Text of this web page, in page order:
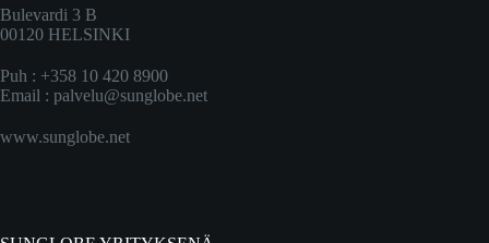
Bulevardi 3 B
00120 HELSINKI
Puh : +358 10 420 8900
Email : palvelu@sunglobe.net
www.sunglobe.net